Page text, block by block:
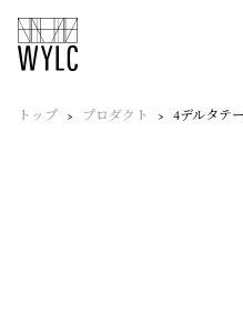
トップ プロダクト 4デルタテ